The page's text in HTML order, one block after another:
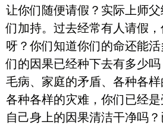
让你们随便请假？实际上师
们加持。过去经常有人请假
呀？你们知道你们的命还能
们的因果已经种下去有多少
毛病、家庭的矛盾、各种各
各种各样的灾难，你们已经
自己身上的因果清洁干净吗